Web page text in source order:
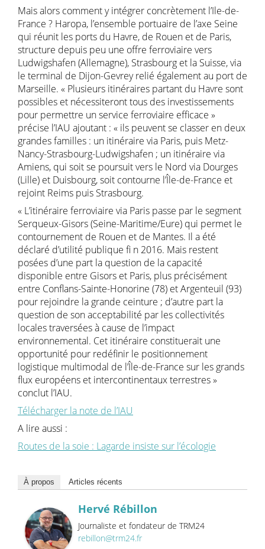
Mais alors comment y intégrer concrètement l’Ile-de-
France ? Haropa, l’ensemble portuaire de l’axe Seine
qui réunit les ports du Havre, de Rouen et de Paris,
structure depuis peu une offre ferroviaire vers
Ludwigshafen (Allemagne), Strasbourg et la Suisse, via
le terminal de Dijon-Gevrey relié également au port de
Marseille. « Plusieurs itinéraires partant du Havre sont
possibles et nécessiteront tous des investissements
pour permettre un service ferroviaire efficace »
précise l’IAU ajoutant : « ils peuvent se classer en deux
grandes familles : un itinéraire via Paris, puis Metz-
Nancy-Strasbourg-Ludwigshafen ; un itinéraire via
Amiens, qui soit se poursuit vers le Nord via Dourges
(Lille) et Duisbourg, soit contourne l’Île-de-France et
rejoint Reims puis Strasbourg.
« L’itinéraire ferroviaire via Paris passe par le segment
Serqueux-Gisors (Seine-Maritime/Eure) qui permet le
contournement de Rouen et de Mantes. Il a été
déclaré d’utilité publique fi n 2016. Mais restent
posées d’une part la question de la capacité
disponible entre Gisors et Paris, plus précisément
entre Conflans-Sainte-Honorine (78) et Argenteuil (93)
pour rejoindre la grande ceinture ; d’autre part la
question de son acceptabilité par les collectivités
locales traversées à cause de l’impact
environnemental. Cet itinéraire constituerait une
opportunité pour redéfinir le positionnement
logistique multimodal de l’Île-de-France sur les grands
flux européens et intercontinentaux terrestres »
conclut l’IAU.
Télécharger la note de l’IAU
A lire aussi :
Routes de la soie : Lagarde insiste sur l’écologie
À propos Articles récents
Hervé Rébillon
Journaliste et fondateur de TRM24
rebillon@trm24.fr